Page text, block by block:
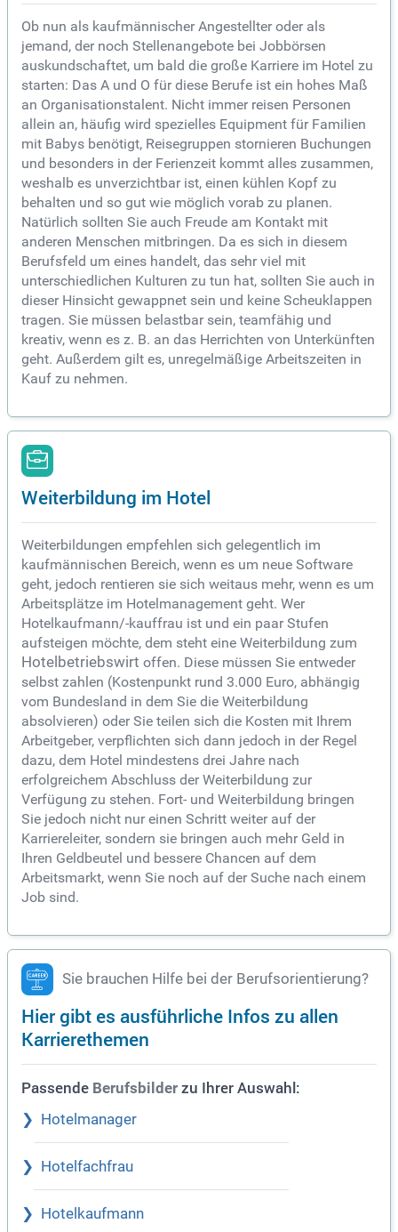
Ob nun als kaufmännischer Angestellter oder als
jemand, der noch Stellenangebote bei Jobbörsen
auskundschaftet, um bald die große Karriere im Hotel zu
starten: Das A und O für diese Berufe ist ein hohes Maß
an Organisationstalent. Nicht immer reisen Personen
allein an, häufig wird spezielles Equipment für Familien
mit Babys benötigt, Reisegruppen stornieren Buchungen
und besonders in der Ferienzeit kommt alles zusammen,
weshalb es unverzichtbar ist, einen kühlen Kopf zu
behalten und so gut wie möglich vorab zu planen.
Natürlich sollten Sie auch Freude am Kontakt mit
anderen Menschen mitbringen. Da es sich in diesem
Berufsfeld um eines handelt, das sehr viel mit
unterschiedlichen Kulturen zu tun hat, sollten Sie auch in
dieser Hinsicht gewappnet sein und keine Scheuklappen
tragen. Sie müssen belastbar sein, teamfähig und
kreativ, wenn es z. B. an das Herrichten von Unterkünften
geht. Außerdem gilt es, unregelmäßige Arbeitszeiten in
Kauf zu nehmen.
Weiterbildung im Hotel
Weiterbildungen empfehlen sich gelegentlich im
kaufmännischen Bereich, wenn es um neue Software
geht, jedoch rentieren sie sich weitaus mehr, wenn es um
Arbeitsplätze im Hotelmanagement geht. Wer
Hotelkaufmann/-kauffrau ist und ein paar Stufen
aufsteigen möchte, dem steht eine Weiterbildung zum
Hotelbetriebswirt offen. Diese müssen Sie entweder
selbst zahlen (Kostenpunkt rund 3.000 Euro, abhängig
vom Bundesland in dem Sie die Weiterbildung
absolvieren) oder Sie teilen sich die Kosten mit Ihrem
Arbeitgeber, verpflichten sich dann jedoch in der Regel
dazu, dem Hotel mindestens drei Jahre nach
erfolgreichem Abschluss der Weiterbildung zur
Verfügung zu stehen. Fort- und Weiterbildung bringen
Sie jedoch nicht nur einen Schritt weiter auf der
Karriereleiter, sondern sie bringen auch mehr Geld in
Ihren Geldbeutel und bessere Chancen auf dem
Arbeitsmarkt, wenn Sie noch auf der Suche nach einem
Job sind.
Sie brauchen Hilfe bei der Berufsorientierung?
Hier gibt es ausführliche Infos zu allen
Karrierethemen
Passende Berufsbilder zu Ihrer Auswahl:
Hotelmanager
Hotelfachfrau
Hotelkaufmann